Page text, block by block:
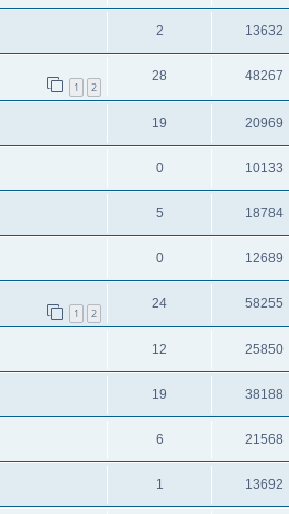
2 13632
1 2
28 48267
19 20969
0 10133
5 18784
0 12689
1 2
24 58255
12 25850
19 38188
6 21568
1 13692